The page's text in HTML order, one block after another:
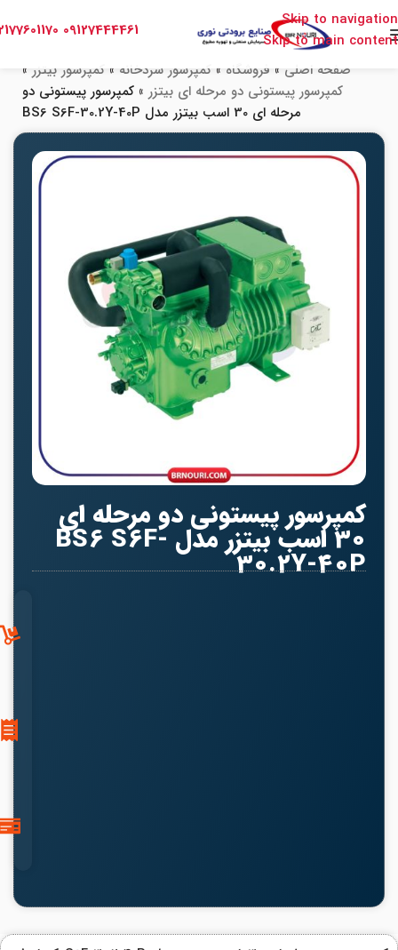
Skip to navigation
Skip to main content
09127444461
صفحه اصلی » فروشگاه » کمپرسور سردخانه » کمپرسور بیتزر»
کمپرسور پیستونی دو مرحله ای بیتزر» کمپرسور پیستونی دو
مرحله‌ ای 30 اسب بیتزر مدل BS6 S6F-30.2Y-40P
کمپرسور پیستونی دو مرحله‌ ای
30 اسب بیتزر مدل BS6 S6F-
30.2Y-40P